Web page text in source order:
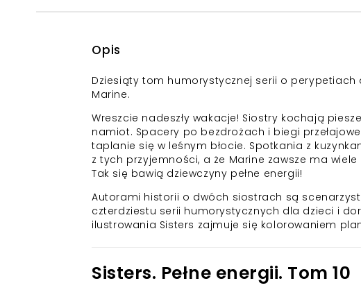
Opis
Dziesiąty tom humorystycznej serii o
Marine.
Wreszcie nadeszły wakacje! Siostry kochają
namiot. Spacery po bezdrożach i biegi
taplanie się w leśnym błocie. Spotkania z
z tych przyjemności, a że Marine zawsze ma
Tak się bawią dziewczyny pełne energii!
Autorami historii o dwóch siostrach są
czterdziestu serii humorystycznych dla dzieci i
ilustrowania Sisters zajmuje się kolorowaniem
Sisters. Pełne energii. Tom 10